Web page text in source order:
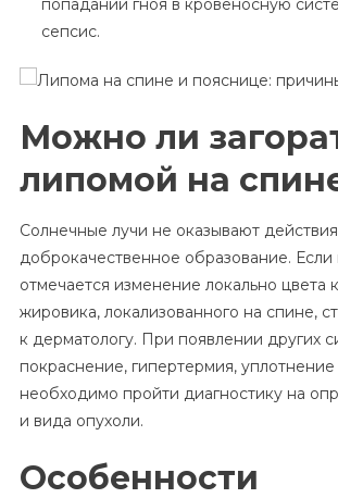
попадании гноя в кровеносную
сепсис.
Можно ли
липомой на
Солнечные лучи не оказывают
доброкачественное образование. Если
отмечается изменение локально цвета
жировика, локализованного на спине,
к дерматологу. При появлении других
покраснение, гипертермия,
необходимо пройти диагностику на
и вида опухоли.
Особенности